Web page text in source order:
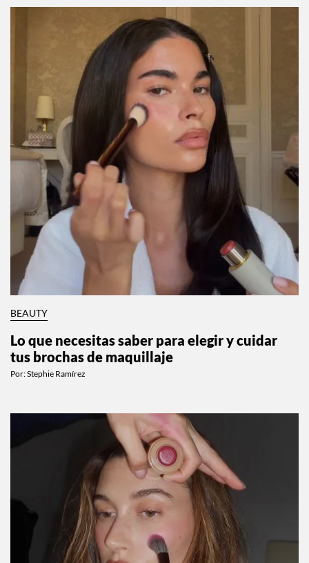
BEAUTY
Lo que necesitas saber para elegir y cuidar
tus brochas de maquillaje
Por:Stephie Ramírez